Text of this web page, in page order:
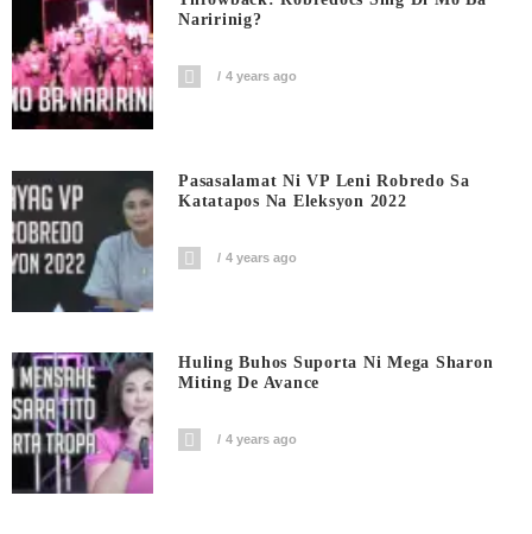
Naririnig?
4 years ago
Pasasalamat Ni VP Leni Robredo Sa
Katatapos Na Eleksyon 2022
4 years ago
Huling Buhos Suporta Ni Mega Sharon
Miting De Avance
4 years ago